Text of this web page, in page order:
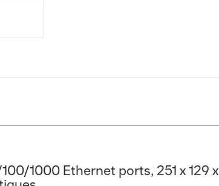
1000 Ethernet ports, 251 x 129 x